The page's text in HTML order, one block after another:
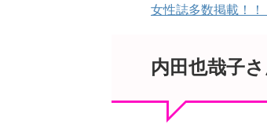
女性誌多数掲載！！
内田也哉子